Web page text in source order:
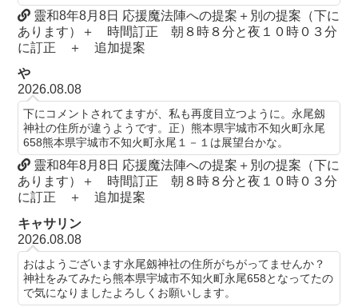
靈和8年8月8日 応援魔法陣への提案＋別の提案（下に
あります）＋ 時間訂正 朝８時８分と夜１０時０３分
に訂正 ＋ 追加提案
や
2026.08.08
下にコメントされてますが、私も再度目立つように。永尾劔
神社の住所が違うようです。正）熊本県宇城市不知火町永尾
658熊本県宇城市不知火町永尾１－１は展望台かな。
靈和8年8月8日 応援魔法陣への提案＋別の提案（下に
あります）＋ 時間訂正 朝８時８分と夜１０時０３分
に訂正 ＋ 追加提案
キャサリン
2026.08.08
おはようございます永尾劔神社の住所がちがってませんか？
神社をみてみたら熊本県宇城市不知火町永尾658となってたの
で気になりましたよろしくお願いします。